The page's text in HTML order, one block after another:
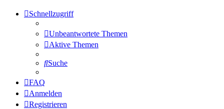
Schnellzugriff
Unbeantwortete Themen
Aktive Themen
Suche
FAQ
Anmelden
Registrieren